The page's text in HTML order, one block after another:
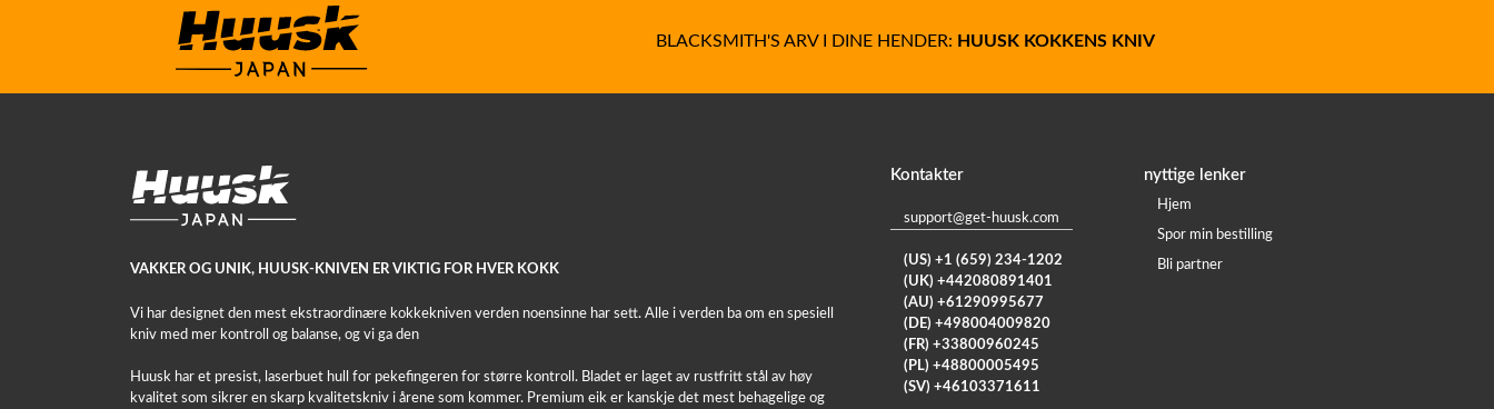
BLACKSMITH'S ARV I DINE HENDER: HUUSK KOKKENS KNIV
VAKKER OG UNIK, HUUSK-KNIVEN ER VIKTIG FOR HVER KOKK
Vi har designet den mest ekstraordinære kokkekniven verden noensinne har sett. Alle i verden ba om en spesiell
kniv med mer kontroll og balanse, og vi ga den
Huusk har et presist, laserbuet hull for pekefingeren for større kontroll. Bladet er laget av rustfritt stål av høy
kvalitet som sikrer en skarp kvalitetskniv i årene som kommer. Premium eik er kanskje det mest behagelige og
Kontakter
support@get-huusk.com
(US) +1 (659) 234-1202
(UK) +442080891401
(AU) +61290995677
(DE) +498004009820
(FR) +33800960245
(PL) +48800005495
(SV) +46103371611
nyttige lenker
Hjem
Spor min bestilling
Bli partner